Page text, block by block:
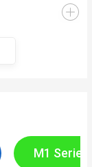
M1 Series